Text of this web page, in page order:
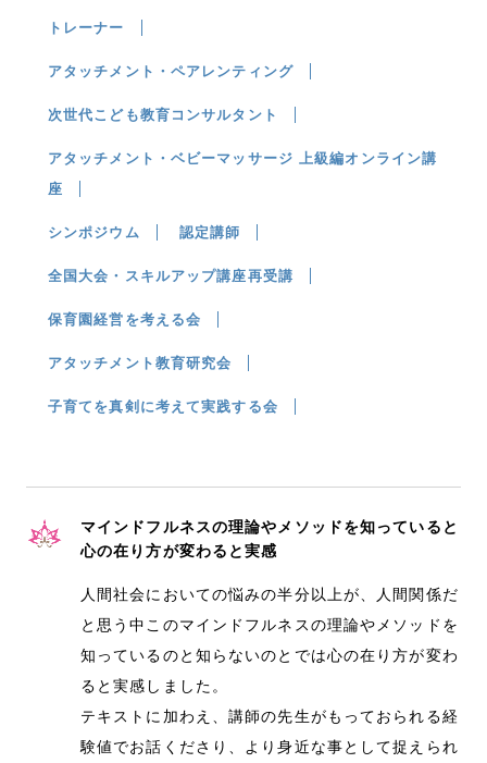
トレーナー
アタッチメント・ペアレンティング
次世代こども教育コンサルタント
アタッチメント・ベビーマッサージ 上級編オンライン講
座
シンポジウム 認定講師
全国大会・スキルアップ講座再受講
保育園経営を考える会
アタッチメント教育研究会
子育てを真剣に考えて実践する会
マインドフルネスの理論やメソッドを知っていると
心の在り方が変わると実感
人間社会においての悩みの半分以上が、人間関係だ
と思う中このマインドフルネスの理論やメソッドを
知っているのと知らないのとでは心の在り方が変わ
ると実感しました。
テキストに加わえ、講師の先生がもっておられる経
験値でお話くださり、より身近な事として捉えられ